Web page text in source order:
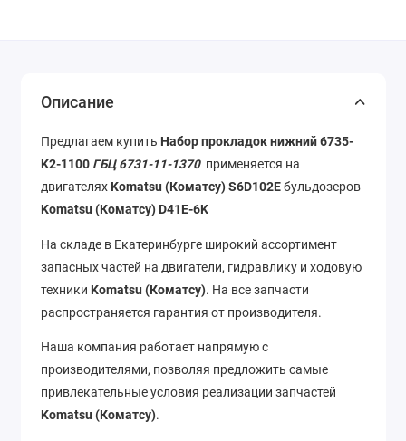
Описание
Предлагаем купить Набор прокладок нижний 6735-
K2-1100 ГБЦ 6731-11-1370 применяется на
двигателях Komatsu (Коматсу) S6D102Eбульдозеров
Komatsu (Коматсу) D41E-6K
На складе в Екатеринбурге широкий ассортимент
запасных частей на двигатели, гидравлику и ходовую
техники Komatsu (Коматсу). На все запчасти
распространяется гарантия от производителя.
Наша компания работает напрямую с
производителями, позволяя предложить самые
привлекательные условия реализации запчастей
Komatsu (Коматсу).